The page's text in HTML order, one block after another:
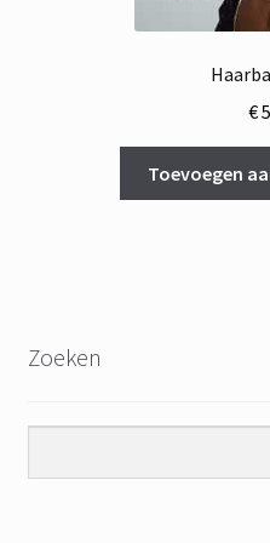
€
Toevoegen
Zoeken